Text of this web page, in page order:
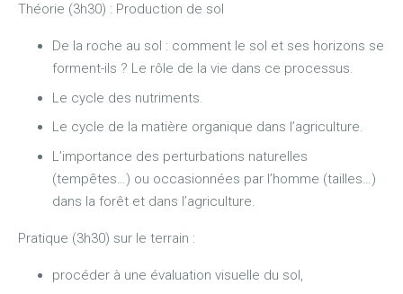
Théorie (3h30) : Production de sol
De la roche au sol : comment le sol et ses horizons se
forment-ils ? Le rôle de la vie dans ce processus.
Le cycle des nutriments.
Le cycle de la matière organique dans l’agriculture.
L’importance des perturbations naturelles
(tempêtes…) ou occasionnées par l’homme (tailles…)
dans la forêt et dans l’agriculture.
Pratique (3h30) sur le terrain :
procéder à une évaluation visuelle du sol,